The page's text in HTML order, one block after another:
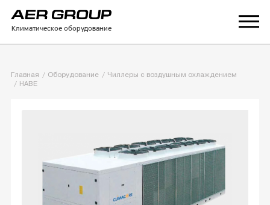
Климатическое оборудование
Главная Оборудование
Чиллеры с воздушным охлаждением
HABE